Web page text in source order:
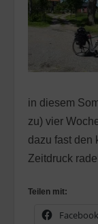
in diesem
zu) vier
dazu fast den
Zeitdruck
Teilen mit:
Facebook